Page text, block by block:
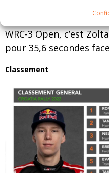
de 4 minutes, et Jean-
WRC-3 Open, c’est
pour 35,6 secondes
Classement